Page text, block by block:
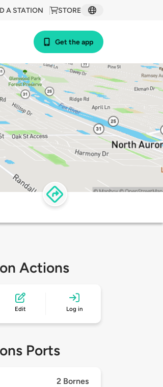
STORE
A STATION
Get the app
Actions
Edit Log in
Ports
2 Bornes